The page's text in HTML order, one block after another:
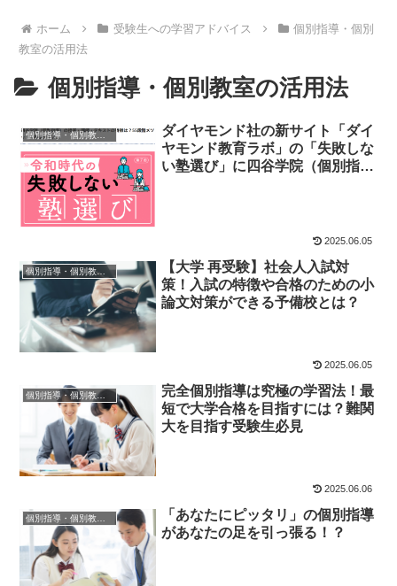
ホーム 受験生への学習アドバイス
個別指導・個別
教室の活用法
個別指導・個別教室の活用法
個別指導・個別教室の活用法
ダイヤモンド社の新サイト「ダイ
ヤモンド教育ラボ」の「失敗しな
い塾選び」に四谷学院（個別指
2025.06.05
個別指導・個別教室の活用法
【大学 再受験】社会人入試対
策！入試の特徴や合格のための小
論文対策ができる予備校とは？
2025.06.05
個別指導・個別教室の活用法
完全個別指導は究極の学習法！最
短で大学合格を目指すには？難関
大を目指す受験生必見
2025.06.06
個別指導・個別教室の活用法
「あなたにピッタリ」の個別指導
があなたの足を引っ張る！？